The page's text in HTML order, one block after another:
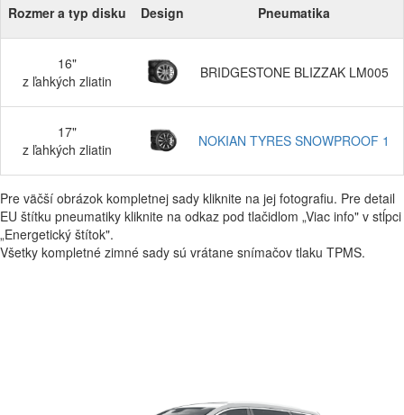
Rozmer a typ disku Design Pneumatika
16"
z ľahkých zliatin
BRIDGESTONE BLIZZAK LM005
17"
z ľahkých zliatin
NOKIAN TYRES SNOWPROOF 1
Pre väčší obrázok kompletnej sady kliknite na jej fotografiu. Pre detail
EU štítku pneumatiky kliknite na odkaz pod tlačidlom „Viac info" v stĺpci
„Energetický štítok".
Všetky kompletné zimné sady sú vrátane snímačov tlaku TPMS.